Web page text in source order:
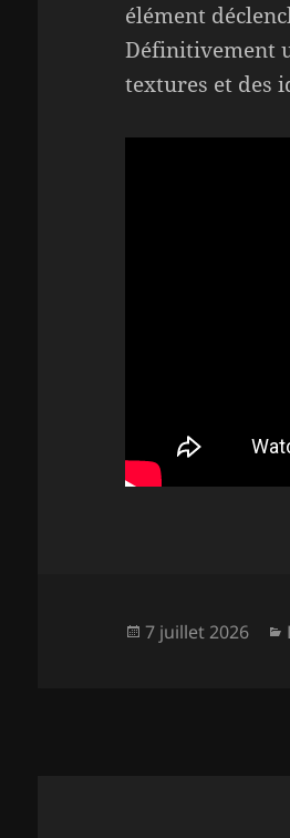
élément
Définitivement
textures et des
Publié
7 juillet 2026